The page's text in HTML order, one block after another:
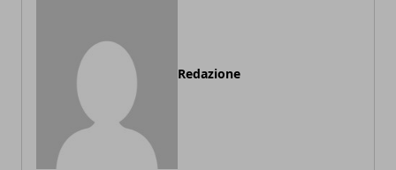
Redazione